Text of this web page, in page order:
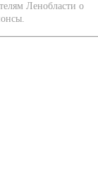
Ленобласти о